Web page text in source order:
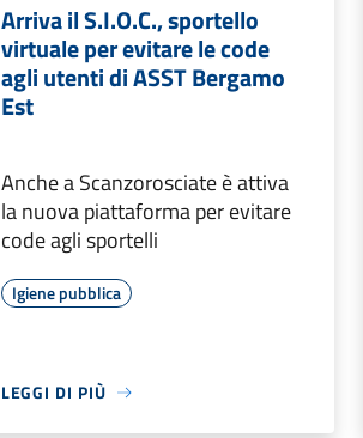
Arriva il S.I.O.C., sportello
virtuale per evitare le code
agli utenti di ASST Bergamo
Est
Anche a Scanzorosciate è attiva
la nuova piattaforma per evitare
code agli sportelli
Igiene pubblica
LEGGI DI PIÙ